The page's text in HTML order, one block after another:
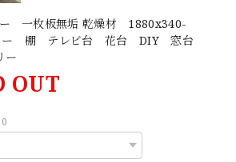
一枚板無垢 乾燥材 1880x340-
ター 棚 テレビ台 花台 DIY 窓台
ー
OUT